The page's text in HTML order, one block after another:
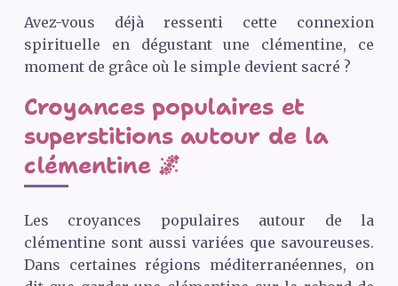
Avez-vous déjà ressenti cette connexion
spirituelle en dégustant une clémentine, ce
moment de grâce où le simple devient sacré ?
Croyances populaires et
superstitions autour de la
clémentine 🌌
Les croyances populaires autour de la
clémentine sont aussi variées que savoureuses.
Dans certaines régions méditerranéennes, on